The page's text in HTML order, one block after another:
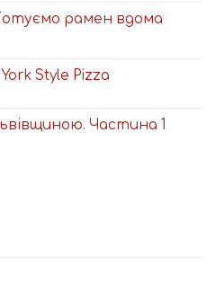
рамен вдома
Style Pizza
Частина 1